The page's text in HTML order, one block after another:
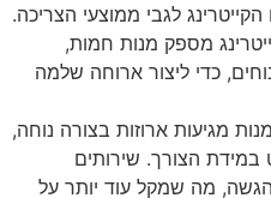
לגבי ממוצעי הצריכה.
מספק מנות חמות,
כדי ליצור ארוחה שלמה
מגיעות ארוזות בצורה נוחה,
הצורך. שירותים
מה שמקל עוד יותר על